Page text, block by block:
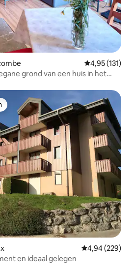
Gemiddelde
4,95 (131)
grond van een huis in het
buurt)
Gemiddelde
4,94 (229)
en ideaal gelegen